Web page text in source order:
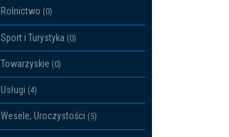
Rolnictwo (0)
Sport i Turystyka (0)
Towarzyskie (0)
Usługi (4)
Wesele, Uroczystości (5)